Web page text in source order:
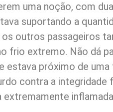
uma noção, com
suportando a
outros passageiros
frio extremo. Não dá
estava próximo de
contra a integridade
extremamente